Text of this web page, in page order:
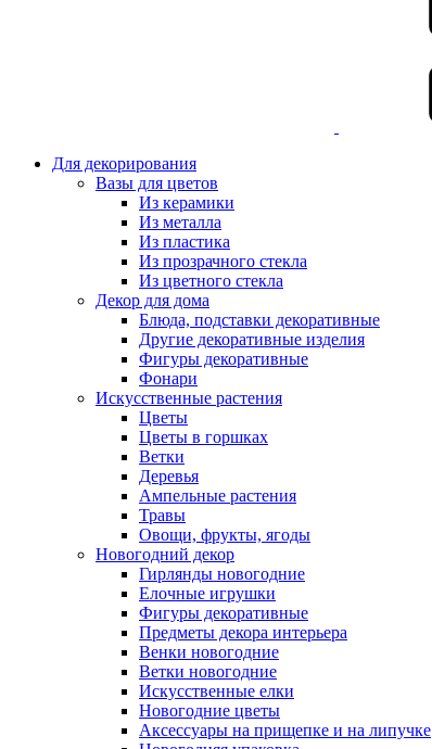
Для декорирования
Вазы для цветов
Из керамики
Из металла
Из пластика
Из прозрачного стекла
Из цветного стекла
Декор для дома
Блюда, подставки декоративные
Другие декоративные изделия
Фигуры декоративные
Фонари
Искусственные растения
Цветы
Цветы в горшках
Ветки
Деревья
Ампельные растения
Травы
Овощи, фрукты, ягоды
Новогодний декор
Гирлянды новогодние
Елочные игрушки
Фигуры декоративные
Предметы декора интерьера
Венки новогодние
Ветки новогодние
Искусственные елки
Новогодние цветы
Аксессуары на прищепке и на липучке